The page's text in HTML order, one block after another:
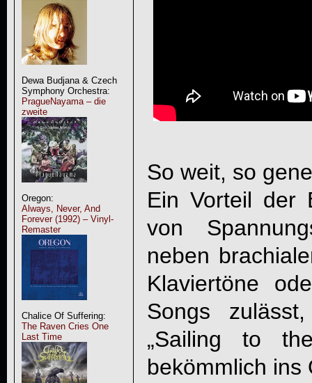
Dewa Budjana & Czech
Symphony Orchestra:
PragueNayama – die
zweite
Oregon:
Always, Never, And
Forever (1992) – Vinyl-
Remaster
Chalice Of Suffering:
The Raven Cries One
Last Time
So weit, so
Ein Vorteil der
von
neben
Klaviertöne
Songs
„Sailing to
bekömmlich ins